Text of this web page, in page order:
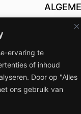
ervaring te
of inhoud
Door op "Alles
ons gebruik van